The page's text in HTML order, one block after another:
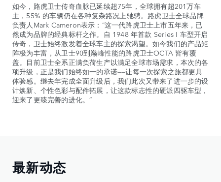
如今，路虎卫士传奇血脉已延续超75年，全球拥有超201万车
主，55% 的车辆仍在各种复杂路况上驰骋。路虎卫士全球品牌
负责人Mark Cameron表示：“这一代路虎卫士上市五年来，已
然成为品牌的经典标杆之作。自 1948 年首款 Series I 车型开启
传奇，卫士始终激发着全球车主的探索渴望。如今我们的产品矩
阵极为丰富，从卫士90到巅峰性能的路虎卫士OCTA 皆有覆
盖。目前卫士全系正满负荷生产以满足全球市场需求，本次的各
项升级，正是我们始终如一的承诺——让每一次探索之旅都更具
体验感。继去年完成全面升级后，我们此次又带来了进一步的设
计焕新、个性色彩与配件拓展，让这款标志性的硬派四驱车型，
迎来了更臻完善的进化。”
最新动态